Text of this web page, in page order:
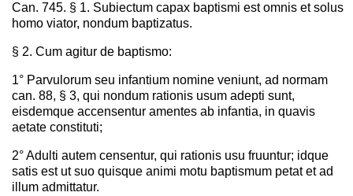
Can. 745. § 1. Subiectum capax baptismi est omnis et solus
homo viator, nondum baptizatus.
§ 2. Cum agitur de baptismo:
1° Parvulorum seu infantium nomine veniunt, ad normam
can. 88, § 3, qui nondum rationis usum adepti sunt,
eisdemque accensentur amentes ab infantia, in quavis
aetate constituti;
2° Adulti autem censentur, qui rationis usu fruuntur; idque
satis est ut suo quisque animi motu baptismum petat et ad
illum admittatur.